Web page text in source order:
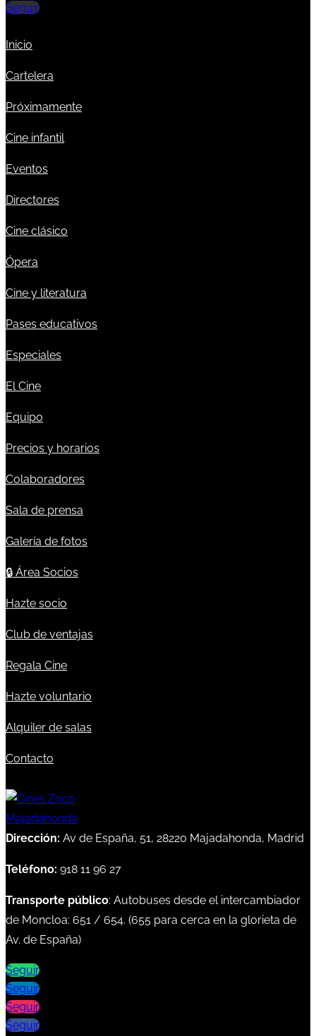
Seguir
Inicio
Cartelera
Próximamente
Cine infantil
Eventos
Directores
Cine clásico
Ópera
Cine y literatura
Pases educativos
Especiales
El Cine
Equipo
Precios y horarios
Colaboradores
Sala de prensa
Galería de fotos
🔒 Área Socios
Hazte socio
Club de ventajas
Regala Cine
Hazte voluntario
Alquiler de salas
Contacto
Dirección: Av de España, 51, 28220 Majadahonda, Madrid
Teléfono: 918 11 96 27
Transporte público: Autobuses desde el intercambiador
de Moncloa: 651 / 654. (655 para cerca en la glorieta de
Av. de España)
Seguir
Seguir
Seguir
Seguir